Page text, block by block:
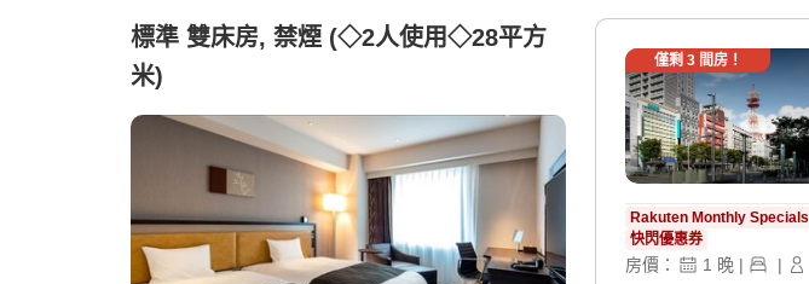
標準 雙床房, 禁煙 (◇2人使用◇28平方
米)
僅剩 3間房！
Rakuten Monthly Specials
快閃優惠券
房價： 1 晚 | |